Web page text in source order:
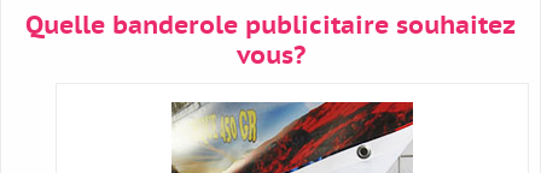
Quelle banderole publicitaire souhaitez
vous?